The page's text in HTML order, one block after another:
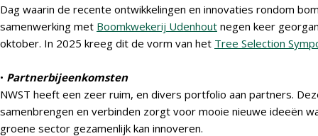
Dag waarin de recente ontwikkelingen en innovaties rondom
samenwerking met Boomkwekerij Udenhout negen keer
oktober. In 2025 kreeg dit de vorm van het Tree Selection
• Partnerbijeenkomsten
NWST heeft een zeer ruim, en divers portfolio aan partners.
samenbrengen en verbinden zorgt voor mooie nieuwe ideeën
groene sector gezamenlijk kan innoveren.